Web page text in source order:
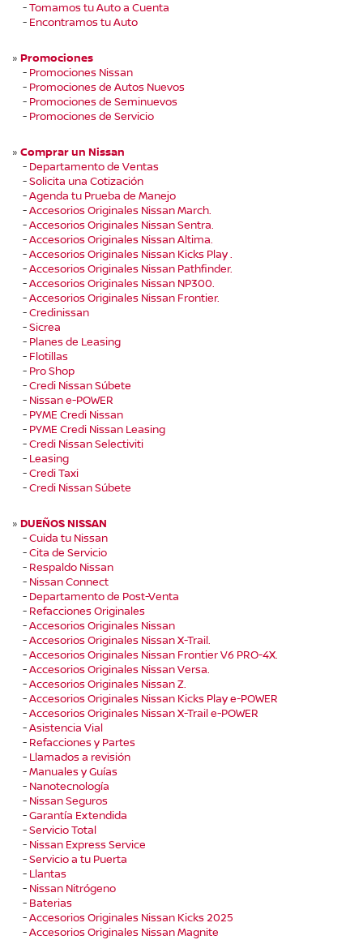
-Tomamos tu Auto a Cuenta
- Encontramos tu Auto
» Promociones
- Promociones Nissan
- Promociones de Autos Nuevos
- Promociones de Seminuevos
- Promociones de Servicio
» Comprar un Nissan
- Departamento de Ventas
-Solicita una Cotización
-Agenda tu Prueba de Manejo
-Accesorios Originales Nissan March.
-Accesorios Originales Nissan Sentra.
-Accesorios Originales Nissan Altima.
-Accesorios Originales Nissan Kicks Play .
-Accesorios Originales Nissan Pathfinder.
-Accesorios Originales Nissan NP300.
-Accesorios Originales Nissan Frontier.
-Credinissan
-Sicrea
- Planes de Leasing
- Flotillas
- Pro Shop
-Credi Nissan Súbete
- Nissan e-POWER
- PYME Credi Nissan
- PYME Credi Nissan Leasing
-Credi Nissan Selectiviti
- Leasing
-Credi Taxi
-Credi Nissan Súbete
» DUEÑOS NISSAN
-Cuida tu Nissan
-Cita de Servicio
- Respaldo Nissan
- Nissan Connect
- Departamento de Post-Venta
- Refacciones Originales
-Accesorios Originales Nissan
-Accesorios Originales Nissan X-Trail.
-Accesorios Originales Nissan Frontier V6 PRO-4X.
-Accesorios Originales Nissan Versa.
-Accesorios Originales Nissan Z.
-Accesorios Originales Nissan Kicks Play e-POWER
-Accesorios Originales Nissan X-Trail e-POWER
-Asistencia Vial
- Refacciones y Partes
- Llamados a revisión
-Manuales y Guías
- Nanotecnología
- Nissan Seguros
-Garantía Extendida
-Servicio Total
- Nissan Express Service
-Servicio a tu Puerta
- Llantas
- Nissan Nitrógeno
- Baterias
-Accesorios Originales Nissan Kicks 2025
-Accesorios Originales Nissan Magnite